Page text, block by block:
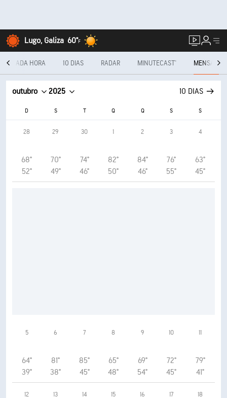
Lugo, Galiza 60°F
A CADA HORA 10 DIAS RADAR MINUTECAST® MENSAL
outubro 2025 10 DIAS
D S T Q Q S S
28
68°
52°
29
70°
49°
30
74°
46°
1
82°
50°
2
84°
46°
3
76°
55°
4
63°
45°
5
64°
39°
6
81°
38°
7
85°
45°
8
65°
48°
9
69°
54°
10
72°
45°
11
79°
41°
12 13 14 15 16 17 18